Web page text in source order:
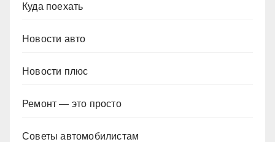
Куда поехать
Новости авто
Новости плюс
Ремонт — это просто
Советы автомобилистам